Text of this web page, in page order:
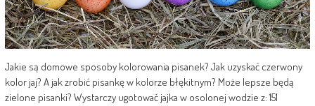
Jakie są domowe sposoby kolorowania pisanek? Jak uzyskać czerwony
kolor jaj? A jak zrobić pisankę w kolorze błękitnym? Może lepsze będą
zielone pisanki? Wystarczy ugotować jajka w osolonej wodzie z: 151